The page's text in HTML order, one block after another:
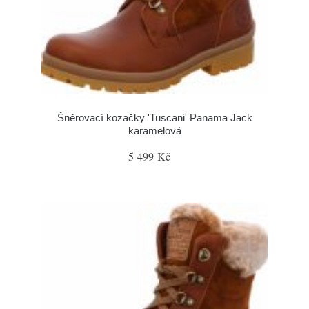
Šněrovací kozačky 'Tuscani' Panama Jack
karamelová
5 499 Kč